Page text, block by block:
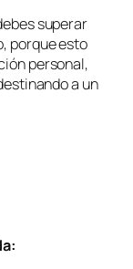
superar
porque esto
personal,
a un